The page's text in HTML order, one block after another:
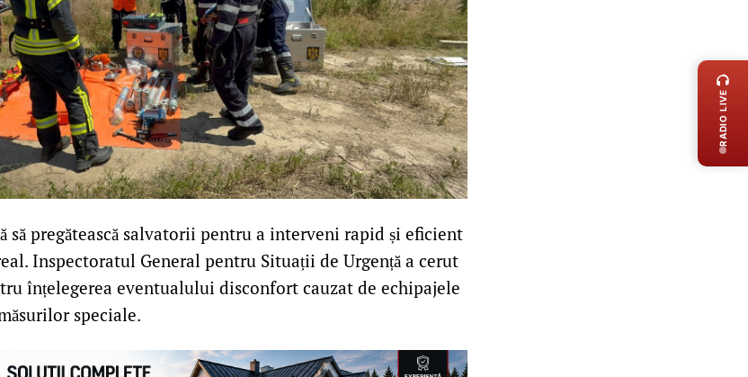
să pregătească salvatorii pentru a interveni rapid și eficient
Inspectoratul General pentru Situații de Urgență a cerut
înțelegerea eventualului disconfort cauzat de echipajele
speciale.
RADIO LIVE